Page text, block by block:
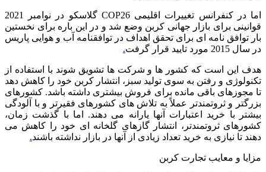
اما در کنفرانس تغییرات اقلیمی COP26 گلاسکو در نوامبر 2021
قوانینی برای بازار جهانی کربن وضع شد و در این باره برای نخستین
بار توافق نامه ای برای تحقق اهداف در توافقنامه آب و هوایی پاریس
در سال 2015 مورد تایید قرار گرفت
.
هدف این است که کشور ها و شرکت ها تشویق شوند با استفاده از
تکنولوژی و رفتن به سوی تولید سبز، انتشار کربن خود را کاهش دهد
تا مجوزهای باقی مانده برای فروش بیشتری داشته باشد. کشورهای
بزرگتر و ثروتمندتر عملاً به تلاش های کشورهای فقیرتر و با آلودگی
بیشتر با خرید اعتبارات آنها یارانه می دهند. اما با گذشت زمان،
کشورهای ثروتمندتر، انتشار گازهای گلخانه ای خود را کاهش می
دهند تا نیازی به خرید تعداد زیادی از آنها در بازار نداشته باشند.
مزایا و معایب تجارت کربن